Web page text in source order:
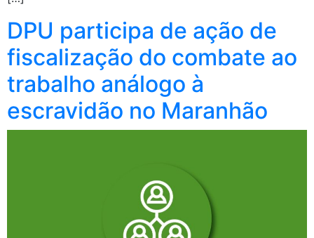
DPU participa de ação de
fiscalização do combate ao
trabalho análogo à
escravidão no Maranhão